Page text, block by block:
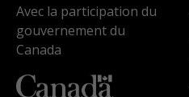
Avec la participation du
gouvernement du
Canada